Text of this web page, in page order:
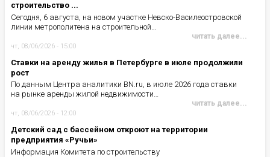
строительство ...
Сегодня, 6 августа, на новом участке Невско-Василеостровской
линии метрополитена на строительной…
читать далее...
чт, 08/06/2026 - 15:00
Ставки на аренду жилья в Петербурге в июле продолжили
рост
По данным Центра аналитики BN.ru, в июле 2026 года ставки
на рынке аренды жилой недвижимости…
читать далее...
чт, 08/06/2026 - 12:00
Детский сад с бассейном откроют на территории
предприятия «Ручьи»
Информация Комитета по строительству